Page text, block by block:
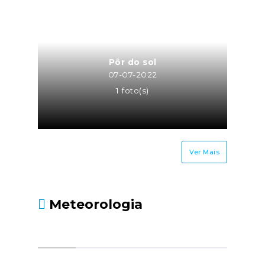
Pôr do sol
07-07-2022
1 foto(s)
Ver Mais
Meteorologia